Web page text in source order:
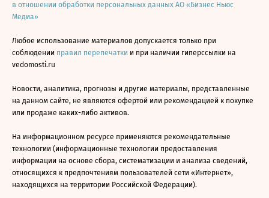
в отношении обработки персональных данных АО «Бизнес Ньюс
Медиа»
Любое использование материалов допускается только при
соблюдении правил перепечатки и при наличии гиперссылки на
vedomosti.ru
Новости, аналитика, прогнозы и другие материалы, представленные
на данном сайте, не являются офертой или рекомендацией к покупке
или продаже каких-либо активов.
На информационном ресурсе применяются рекомендательные
технологии (информационные технологии предоставления
информации на основе сбора, систематизации и анализа сведений,
относящихся к предпочтениям пользователей сети «Интернет»,
находящихся на территории Российской Федерации).